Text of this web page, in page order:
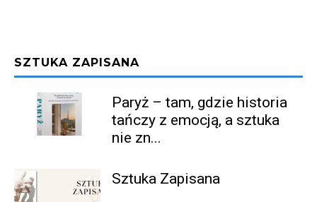
SZTUKA ZAPISANA
Paryż – tam, gdzie historia
tańczy z emocją, a sztuka
nie zn...
Sztuka Zapisana